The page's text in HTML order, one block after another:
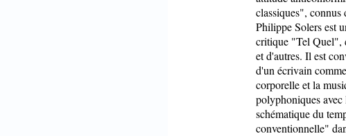
classiques",
Philippe Solers est
critique "Tel Quel",
et d'autres. Il est
d'un écrivain
corporelle et la
polyphoniques avec
schématique du
conventionnelle"